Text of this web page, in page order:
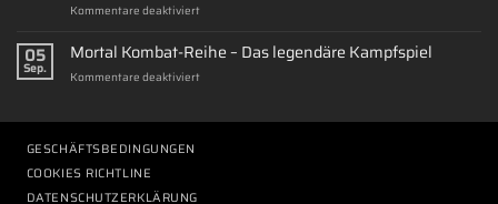
PS5-
am
Kommentare deaktiviertfür
können
Sie
Ihr
05
Sep.
Mortal Kombat-Reihe – Das legendäre Kampfspiel
Kommentare deaktiviertfür
GESCHÄFTSBEDINGUNGEN
COOKIES RICHTLINE
DATENSCHUTZERKLÄRUNG